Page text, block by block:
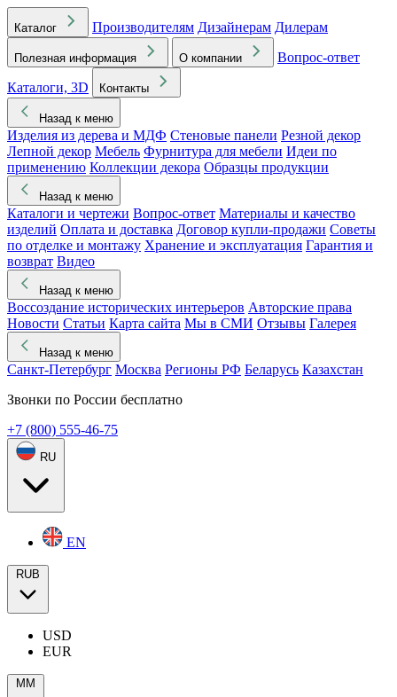
Каталог Производителям Дизайнерам Дилерам
Полезная информация О компании
Вопрос-ответ
Каталоги, 3D
Контакты
Назад к меню
Изделия из дерева и МДФ Стеновые панели Резной декор
Лепной декор Мебель Фурнитура для мебели Идеи по
применению Коллекции декора Образцы продукции
Назад к меню
Каталоги и чертежи Вопрос-ответ Материалы и качество
изделий Оплата и доставка Договор купли-продажи Советы
по отделке и монтажу Хранение и эксплуатация Гарантия и
возврат Видео
Назад к меню
Воссоздание исторических интерьеров Авторские права
Новости Статьи Карта сайта Мы в СМИ Отзывы Галерея
Назад к меню
Санкт-Петербург Москва Регионы РФ Беларусь Казахстан
Звонки по России бесплатно
+7 (800) 555-46-75
RU
EN
RUB
USD
EUR
ММ